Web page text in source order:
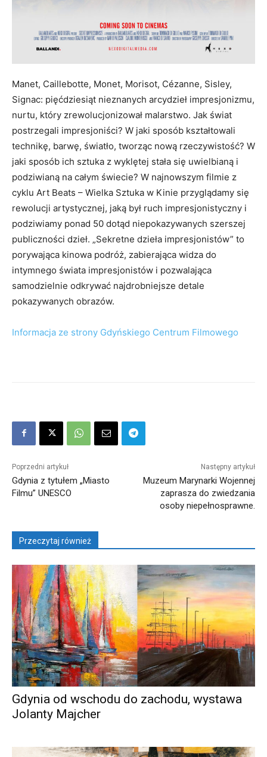
Manet, Caillebotte, Monet, Morisot, Cézanne, Sisley,
Signac: pięćdziesiąt nieznanych arcydzieł impresjonizmu,
nurtu, który zrewolucjonizował malarstwo. Jak świat
postrzegali impresjoniści? W jaki sposób kształtowali
technikę, barwę, światło, tworząc nową rzeczywistość? W
jaki sposób ich sztuka z wyklętej stała się uwielbianą i
podziwianą na całym świecie? W najnowszym filmie z
cyklu Art Beats – Wielka Sztuka w Kinie przyglądamy się
rewolucji artystycznej, jaką był ruch impresjonistyczny i
podziwiamy ponad 50 dotąd niepokazywanych szerszej
publiczności dzieł. „Sekretne dzieła impresjonistów” to
porywająca kinowa podróż, zabierająca widza do
intymnego świata impresjonistów i pozwalająca
samodzielnie odkrywać najdrobniejsze detale
pokazywanych obrazów.
Informacja ze strony Gdyńskiego Centrum Filmowego
Poprzedni artykuł
Gdynia z tytułem „Miasto
Filmu” UNESCO
Następny artykuł
Muzeum Marynarki Wojennej
zaprasza do zwiedzania
osoby niepełnosprawne.
Przeczytaj również
Gdynia od wschodu do zachodu, wystawa
Jolanty Majcher